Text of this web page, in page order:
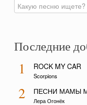
Последние
1 ROCK MY CAR
Scorpions
2 ПЕСНИ МАМЫ
Лера Огонёк